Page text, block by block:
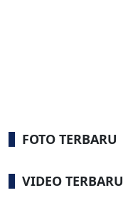
FOTO TERBARU
VIDEO TERBARU